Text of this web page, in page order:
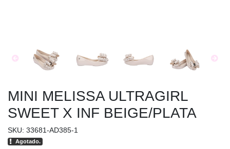
MINI MELISSA ULTRAGIRL
SWEET X INF BEIGE/PLATA
SKU: 33681-AD385-1
Agotado.